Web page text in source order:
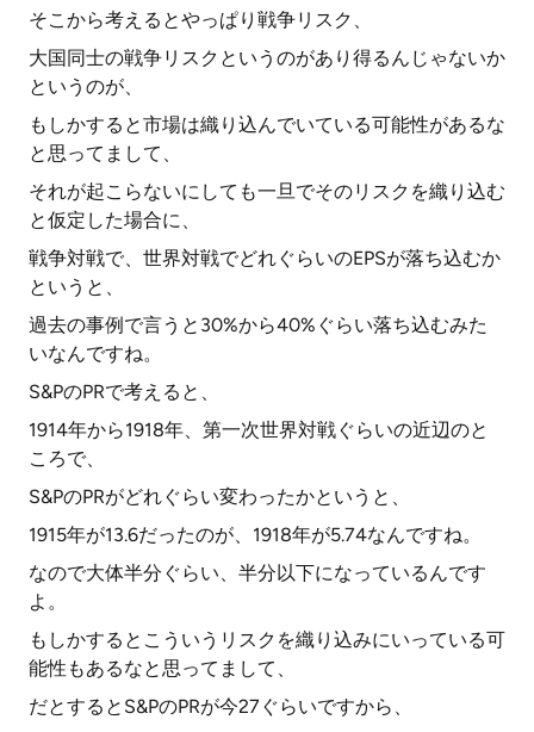
そこから考えるとやっぱり戦争リスク、
大国同士の戦争リスクというのがあり得るんじゃないか
というのが、
もしかすると市場は織り込んでいている可能性があるな
と思ってまして、
それが起こらないにしても一旦でそのリスクを織り込む
と仮定した場合に、
戦争対戦で、世界対戦でどれぐらいのEPSが落ち込むか
というと、
過去の事例で言うと30%から40%ぐらい落ち込むみた
いなんですね。
S&PのPRで考えると、
1914年から1918年、第一次世界対戦ぐらいの近辺のと
ころで、
S&PのPRがどれぐらい変わったかというと、
1915年が13.6だったのが、1918年が5.74なんですね。
なので大体半分ぐらい、半分以下になっているんです
よ。
もしかするとこういうリスクを織り込みにいっている可
能性もあるなと思ってまして、
だとするとS&PのPRが今27ぐらいですから、